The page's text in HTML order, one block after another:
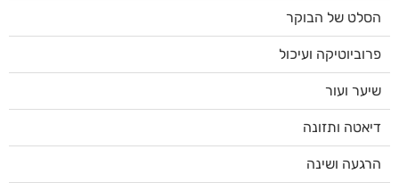
הסלט של הבוקר
פרוביוטיקה ועיכול
שיער ועור
דיאטה ותזונה
הרגעה ושינה